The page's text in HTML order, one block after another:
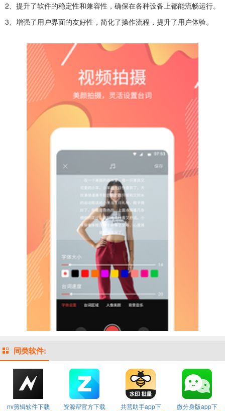
2、提升了软件的稳定性和兼容性，确保在各种设备上都能流畅运行。
3、增强了用户界面的友好性，简化了操作流程，提升了用户体验。
同类软件:
nv剪辑软件下载
资源帮官方下载
共营助手app下
微分身版app下